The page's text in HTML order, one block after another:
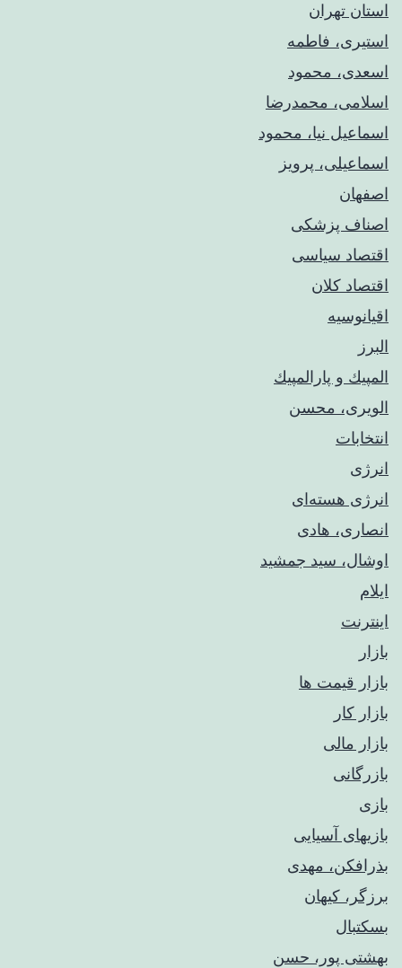
استان تهران
استیری، فاطمه
اسعدی، محمود
اسلامی، محمدرضا
اسماعیل نیا، محمود
اسماعیلی، پرویز
اصفهان
اصناف پزشکی
اقتصاد سیاسی
اقتصاد کلان
اقیانوسیه
البرز
المپيك و پارالمپيك
الویری، محسن
انتخابات
انرژی
انرژی هسته‌ای
انصاری، هادی
اوشال، سید جمشید
ایلام
اینترنت
بازار
بازار قیمت ها
بازار کار
بازار مالی
بازرگانی
بازی
بازیهای آسیایی
بذرافکن، مهدی
برزگر، کیهان
بسکتبال
بهشتی پور، حسن